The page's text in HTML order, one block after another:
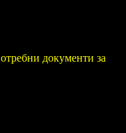
документи за